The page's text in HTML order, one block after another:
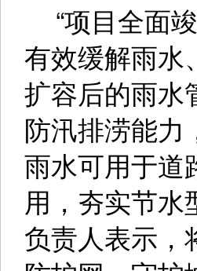
“项目全面
有效缓解雨水
扩容后的雨水
防汛排涝能力
雨水可用于道
用，夯实节水
负责人表示，